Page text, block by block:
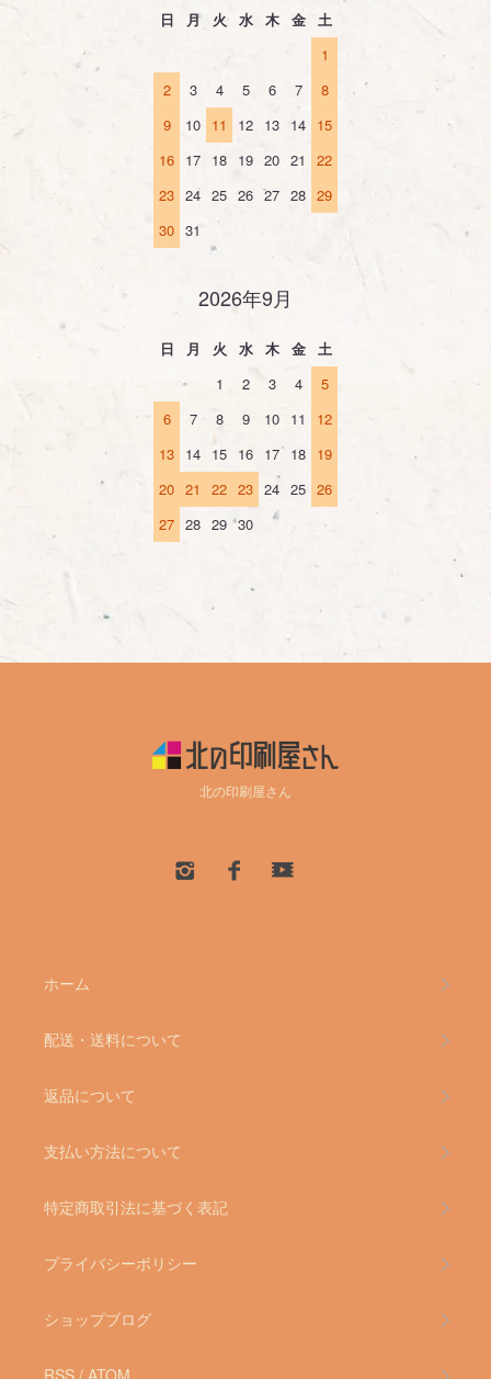
日 月 火 水 木 金
土
1
2
3 4 5 6 7
8
9
10 11 12 13 14 15
16 17 18 19 20 21
22
23 24 25 26 27 28 29
30 31
2026年9月
日 月 火 水 木 金
土
1
2 3 4
5
6
7 8 9 10 11
12
13 14 15 16 17 18 19
20 21 22 23 24 25 26
27 28 29 30
北の印刷屋さん
ホーム
配送・送料について
返品について
支払い方法について
特定商取引法に基づく表記
プライバシーポリシー
ショップブログ